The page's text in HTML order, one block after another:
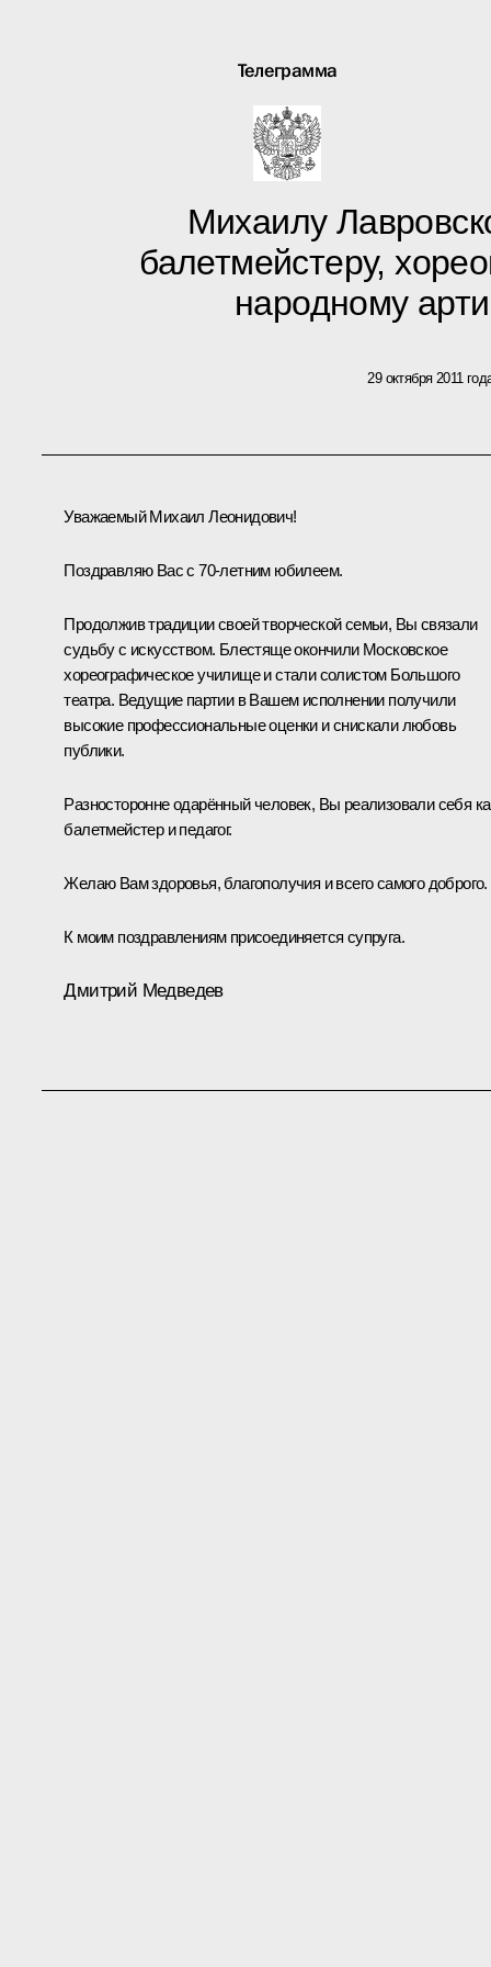
Телеграмма
Михаилу
балетмейстеру,
народному
29 октября 2011
Уважаемый Михаил Леонидович!
Поздравляю Вас с 70-летним юбилеем.
Продолжив традиции своей творческой семьи, Вы связали
судьбу с искусством. Блестяще окончили Московское
хореографическое училище и стали солистом Большого
театра. Ведущие партии в Вашем исполнении получили
высокие профессиональные оценки и снискали любовь
публики.
Разносторонне одарённый человек, Вы реализовали себя
балетмейстер и педагог.
Желаю Вам здоровья, благополучия и всего самого доброго.
К моим поздравлениям присоединяется супруга.
Дмитрий Медведев